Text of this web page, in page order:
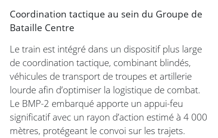
Coordination tactique au sein du Groupe de
Bataille Centre
Le train est intégré dans un dispositif plus large
de coordination tactique, combinant blindés,
véhicules de transport de troupes et artillerie
lourde afin d’optimiser la logistique de combat.
Le BMP-2 embarqué apporte un appui-feu
significatif avec un rayon d’action estimé à 4 000
mètres, protégeant le convoi sur les trajets.